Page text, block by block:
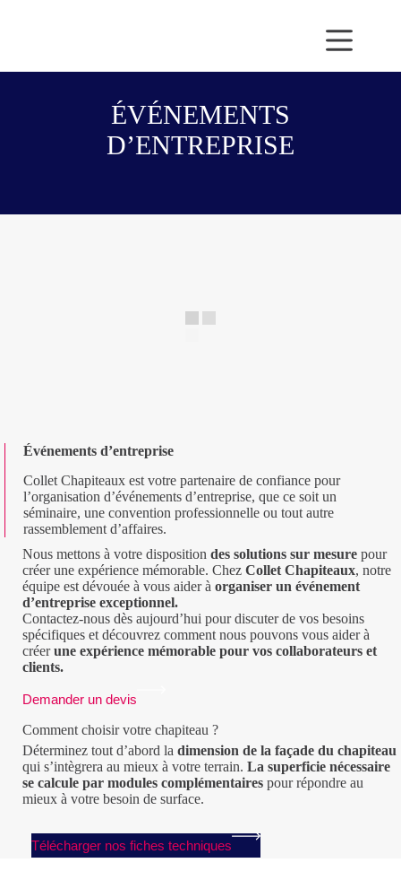
ÉVÉNEMENTS
D’ENTREPRISE
Événements d’entreprise
Collet Chapiteaux est votre partenaire de confiance pour
l’organisation d’événements d’entreprise, que ce soit un
séminaire, une convention professionnelle ou tout autre
rassemblement d’affaires.
Nous mettons à votre disposition des solutions sur mesure pour
créer une expérience mémorable. Chez Collet Chapiteaux, notre
équipe est dévouée à vous aider à organiser un événement
d’entreprise exceptionnel.
Contactez-nous dès aujourd’hui pour discuter de vos besoins
spécifiques et découvrez comment nous pouvons vous aider à
créerune expérience mémorable pour vos collaborateurs et
clients.
Demander un devis
Comment choisir votre chapiteau ?
Déterminez tout d’abord la dimension de la façade du chapiteau
qui s’intègrera au mieux à votre terrain. La superficie nécessaire
se calcule par modules complémentaires pour répondre au
mieux à votre besoin de surface.
Télécharger nos fiches techniques